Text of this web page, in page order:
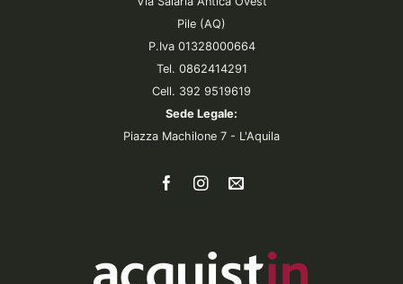
Pile (AQ)
P.Iva 01328000664
Tel. 0862414291
Cell. 392 9519619
Sede Legale:
Piazza Machilone 7 - L'Aquila